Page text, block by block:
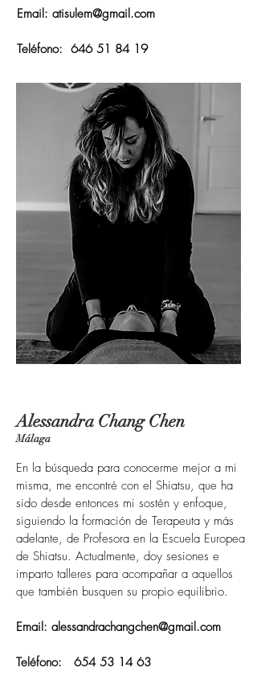
Email: atisulem@gmail.com
Teléfono: 646 51 84 19
Alessandra Chang Chen
Málaga
En la búsqueda para conocerme mejor a mi
misma, me encontré con el Shiatsu, que ha
sido desde entonces mi sostén y enfoque,
siguiendo la formación de Terapeuta y más
adelante, de Profesora en la Escuela Europea
de Shiatsu. Actualmente, doy sesiones e
imparto talleres para acompañar a aquellos
que también busquen su propio equilibrio.
Email: alessandrachangchen@gmail.com
Teléfono: 654 53 14 63